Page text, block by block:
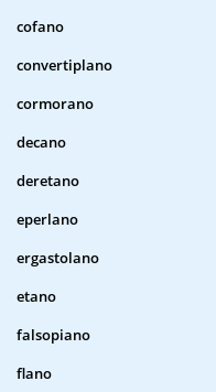
cofano
convertiplano
cormorano
decano
deretano
eperlano
ergastolano
etano
falsopiano
flano